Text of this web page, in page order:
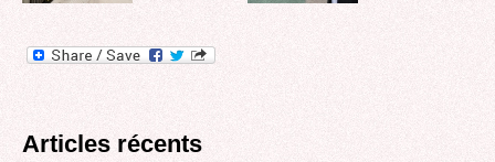
Articles récents